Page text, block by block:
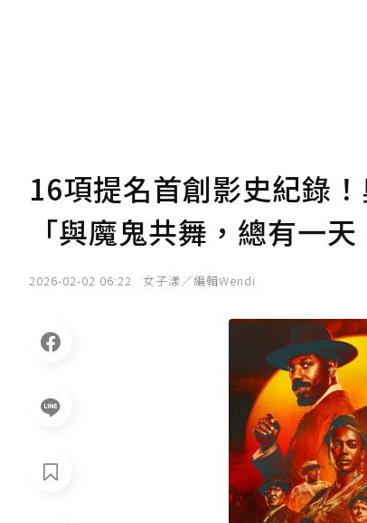
16項提名首創影史紀錄
「與魔鬼共舞，總有一
2026-02-02 06:22 女子漾／編輯Wendi